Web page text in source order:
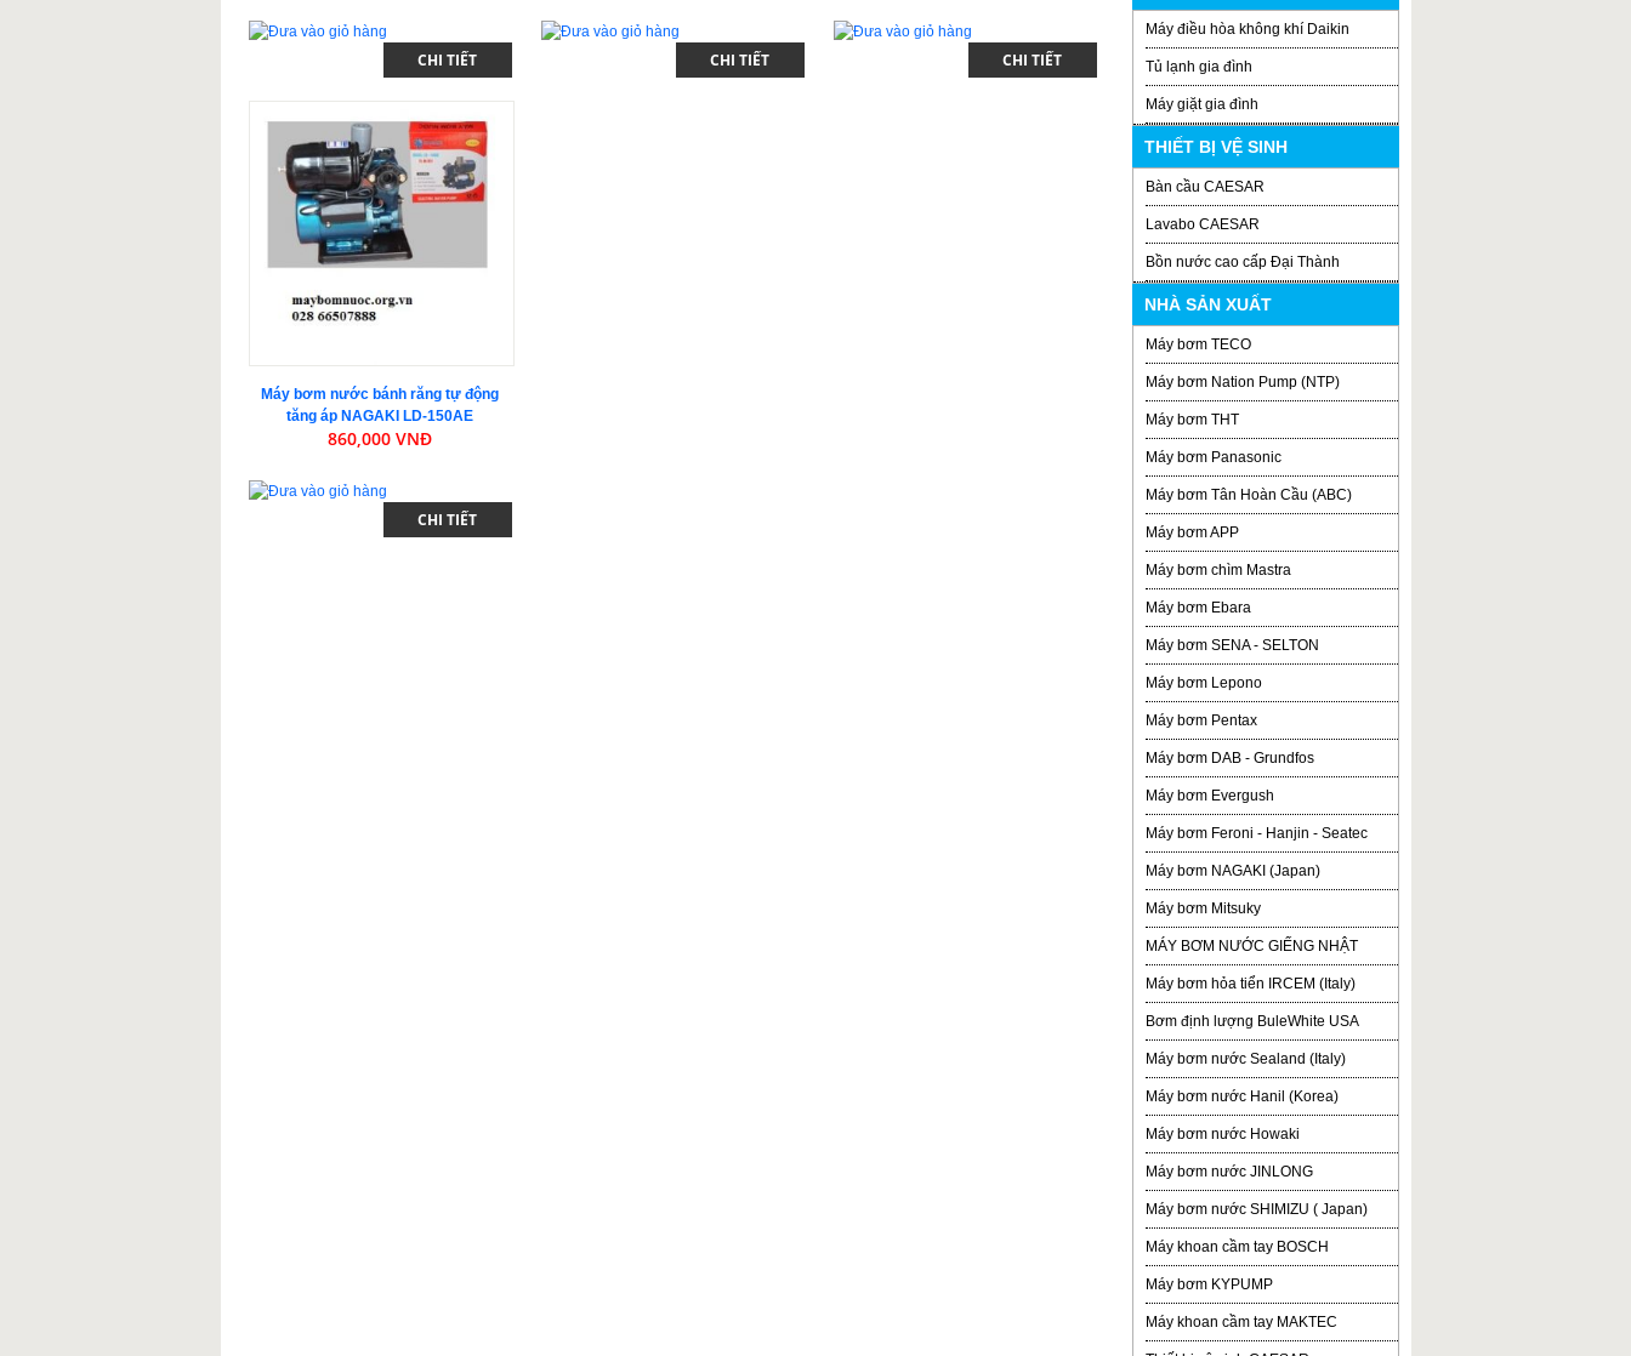
CHI TIẾT CHI TIẾT CHI TIẾT
Máy bơm nước bánh răng tự động
tăng áp NAGAKI LD-150AE
860,000 VNĐ
CHI TIẾT
Máy điều hòa không khí Daikin
Tủ lạnh gia đình
Máy giặt gia đình
THIẾT BỊ VỆ SINH
Bàn cầu CAESAR
Lavabo CAESAR
Bồn nước cao cấp Đại Thành
NHÀ SẢN XUẤT
Máy bơm TECO
Máy bơm Nation Pump (NTP)
Máy bơm THT
Máy bơm Panasonic
Máy bơm Tân Hoàn Cầu (ABC)
Máy bơm APP
Máy bơm chìm Mastra
Máy bơm Ebara
Máy bơm SENA - SELTON
Máy bơm Lepono
Máy bơm Pentax
Máy bơm DAB - Grundfos
Máy bơm Evergush
Máy bơm Feroni - Hanjin - Seatec
Máy bơm NAGAKI (Japan)
Máy bơm Mitsuky
MÁY BƠM NƯỚC GIẾNG NHẬT
Máy bơm hỏa tiển IRCEM (Italy)
Bơm định lượng BuleWhite USA
Máy bơm nước Sealand (Italy)
Máy bơm nước Hanil (Korea)
Máy bơm nước Howaki
Máy bơm nước JINLONG
Máy bơm nước SHIMIZU ( Japan)
Máy khoan cầm tay BOSCH
Máy bơm KYPUMP
Máy khoan cầm tay MAKTEC